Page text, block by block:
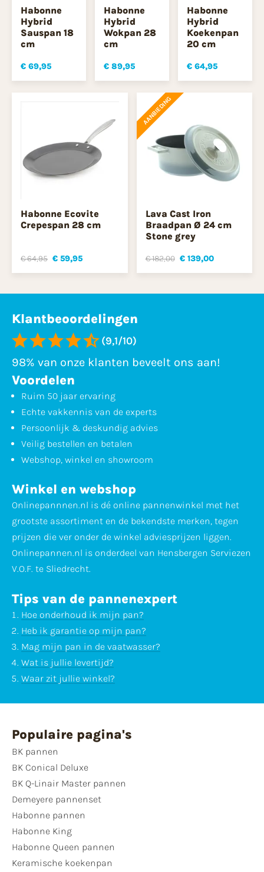
Habonne
Hybrid
Sauspan 18
cm
€ 69,95
Habonne
Hybrid
Wokpan 28
cm
€ 89,95
Habonne
Hybrid
Koekenpan
20 cm
€ 64,95
Habonne Ecovite
Crepespan 28 cm
€ 64,95 € 59,95
AANBIEDING
Lava Cast Iron
Braadpan Ø 24 cm
Stone grey
€ 182,00 € 139,00
Klantbeoordelingen
(9,1/10)
98% van onze klanten beveelt ons aan!
Voordelen
Ruim 50 jaar ervaring
Echte vakkennis van de experts
Persoonlijk & deskundig advies
Veilig bestellen en betalen
Webshop, winkel en showroom
Winkel en webshop
Onlinepannnen.nl is dé online pannenwinkel met het
grootste assortiment en de bekendste merken, tegen
prijzen die ver onder de winkel adviesprijzen liggen.
Onlinepannen.nl is onderdeel van Hensbergen Serviezen
V.O.F. te Sliedrecht.
Tips van de pannenexpert
Hoe onderhoud ik mijn pan?
Heb ik garantie op mijn pan?
Mag mijn pan in de vaatwasser?
Wat is jullie levertijd?
Waar zit jullie winkel?
Populaire pagina's
BK pannen
BK Conical Deluxe
BK Q-Linair Master pannen
Demeyere pannenset
Habonne pannen
Habonne King
Habonne Queen pannen
Keramische koekenpan